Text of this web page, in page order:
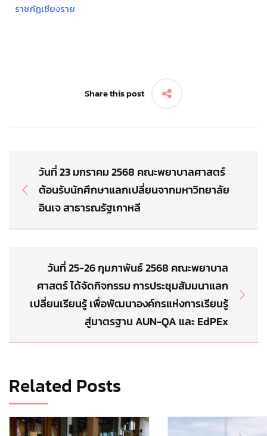
ราชภัฏเชียงราย
Share this post
วันที่ 23 มกราคม 2568 คณะพยาบาลศาสตร์
ต้อนรับนักศึกษาแลกเปลี่ยนจากมหาวิทยาลัย
อินเจ สาธารณรัฐเกาหลี
วันที่ 25-26 กุมภาพันธ์ 2568 คณะพยาบาล
ศาสตร์ ได้จัดกิจกรรม การประชุมสัมมนาแลก
เปลี่ยนเรียนรู้ เพื่อพัฒนาองค์กรแห่งการเรียนรู้
สู่มาตรฐาน AUN-QA และ EdPEx
Related Posts